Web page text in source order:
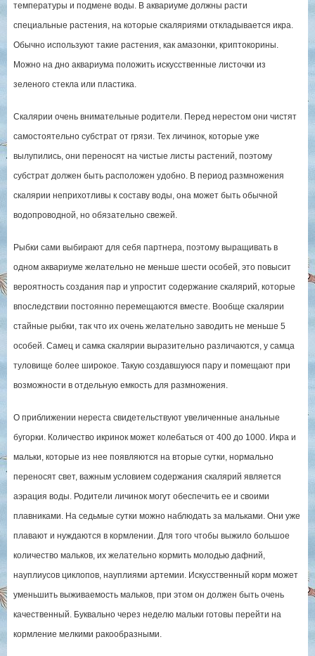
температуры и подмене воды. В аквариуме должны расти
специальные растения, на которые скаляриями откладывается икра.
Обычно используют такие растения, как амазонки, криптокорины.
Можно на дно аквариума положить искусственные листочки из
зеленого стекла или пластика.
Скалярии очень внимательные родители. Перед нерестом они чистят
самостоятельно субстрат от грязи. Тех личинок, которые уже
вылупились, они переносят на чистые листы растений, поэтому
субстрат должен быть расположен удобно. В период размножения
скалярии неприхотливы к составу воды, она может быть обычной
водопроводной, но обязательно свежей.
Рыбки сами выбирают для себя партнера, поэтому выращивать в
одном аквариуме желательно не меньше шести особей, это повысит
вероятность создания пар и упростит содержание скалярий, которые
впоследствии постоянно перемещаются вместе. Вообще скалярии
стайные рыбки, так что их очень желательно заводить не меньше 5
особей. Самец и самка скалярии выразительно различаются, у самца
туловище более широкое. Такую создавшуюся пару и помещают при
возможности в отдельную емкость для размножения.
О приближении нереста свидетельствуют увеличенные анальные
бугорки. Количество икринок может колебаться от 400 до 1000. Икра и
мальки, которые из нее появляются на вторые сутки, нормально
переносят свет, важным условием содержания скалярий является
аэрация воды. Родители личинок могут обеспечить ее и своими
плавниками. На седьмые сутки можно наблюдать за мальками. Они уже
плавают и нуждаются в кормлении. Для того чтобы выжило большое
количество мальков, их желательно кормить молодью дафний,
науплиусов циклопов, науплиями артемии. Искусственный корм может
уменьшить выживаемость мальков, при этом он должен быть очень
качественный. Буквально через неделю мальки готовы перейти на
кормление мелкими ракообразными.